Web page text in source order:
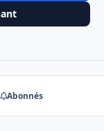
Abonnés